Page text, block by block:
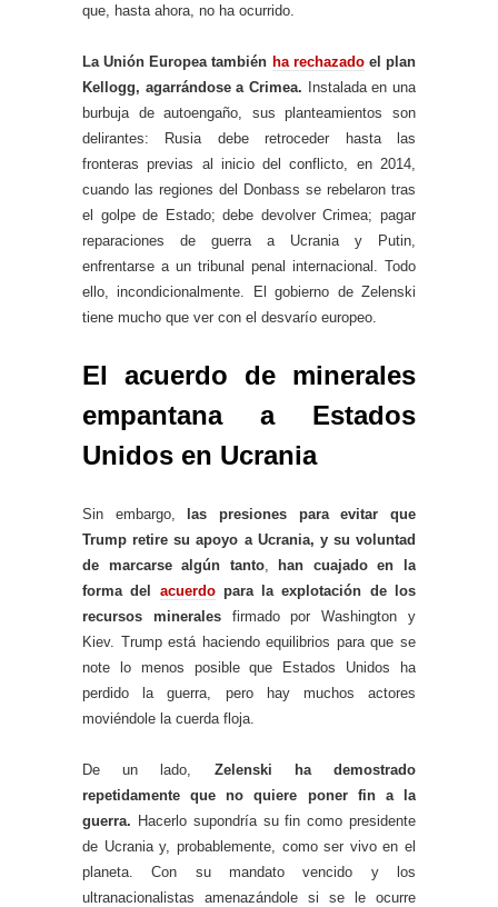
que, hasta ahora, no ha ocurrido.
La Unión Europea también ha rechazadoel plan
Kellogg, agarrándose a Crimea. Instalada en una
burbuja de autoengaño, sus planteamientos son
delirantes: Rusia debe retroceder hasta las
fronteras previas al inicio del conflicto, en 2014,
cuando las regiones del Donbass se rebelaron tras
el golpe de Estado; debe devolver Crimea; pagar
reparaciones de guerra a Ucrania y Putin,
enfrentarse a un tribunal penal internacional. Todo
ello, incondicionalmente. El gobierno de Zelenski
tiene mucho que ver con el desvarío europeo.
El acuerdo de minerales
empantana a Estados
Unidos en Ucrania
Sin embargo, las presiones para evitar que
Trump retire su apoyo a Ucrania, y su voluntad
de marcarse algún tanto, han cuajado en la
forma del acuerdopara la explotación de los
recursos mineralesfirmado por Washington y
Kiev. Trump está haciendo equilibrios para que se
note lo menos posible que Estados Unidos ha
perdido la guerra, pero hay muchos actores
moviéndole la cuerda floja.
De un lado, Zelenski ha demostrado
repetidamente que no quiere poner fin a la
guerra. Hacerlo supondría su fin como presidente
de Ucrania y, probablemente, como ser vivo en el
planeta. Con su mandato vencido y los
ultranacionalistas amenazándole si se le ocurre